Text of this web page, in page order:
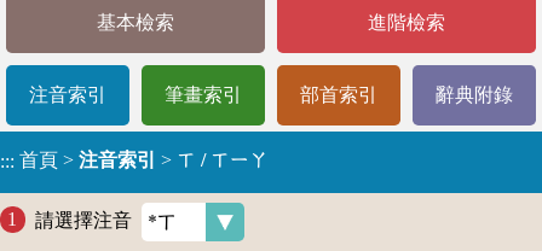
基本檢索 進階檢索
注音索引 筆畫索引 部首索引 辭典附錄
::: 首頁 > 注音索引 > ㄒ / ㄒㄧㄚ
請選擇注音